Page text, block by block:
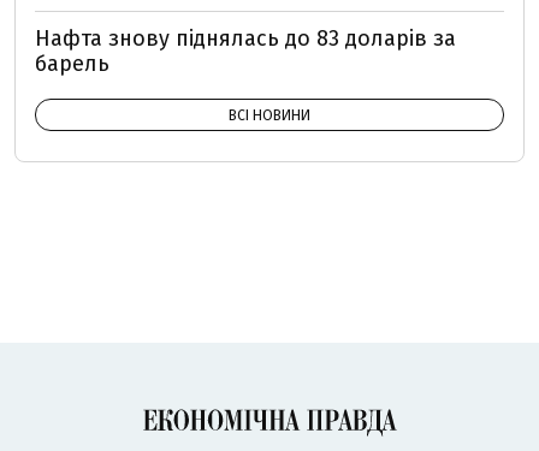
Нафта знову піднялась до 83 доларів за
барель
ВСІ НОВИНИ